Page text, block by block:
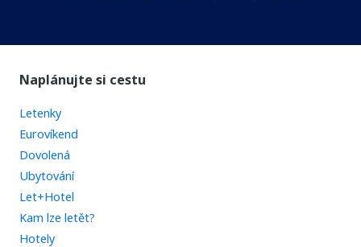
Naplánujte si cestu
Letenky
Eurovíkend
Dovolená
Ubytování
Let+Hotel
Kam lze letět?
Hotely